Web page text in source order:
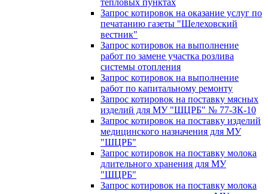
Запрос котировок на оказание услуг по
печатанию газеты "Шелеховский
вестник"
Запрос котировок на выполнение
работ по замене участка розлива
системы отопления
Запрос котировок на выполнение
работ по капитальному ремонту
Запрос котировок на поставку мясных
изделий для МУ "ШЦРБ" № 77-ЗК-10
Запрос котировок на поставку изделий
медицинского назначения для МУ
"ШЦРБ"
Запрос котировок на поставку молока
длительного хранения для МУ
"ШЦРБ"
Запрос котировок на поставку молока